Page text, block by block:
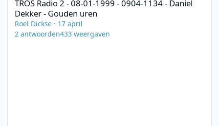
TROS Radio 2 - 08-01-1999 - 0904-1134 - Daniel
Dekker - Gouden uren
Roel Dickse · 17 april
2 antwoorden433 weergaven